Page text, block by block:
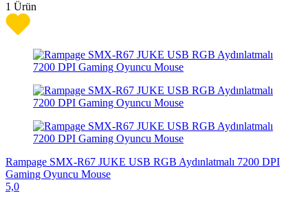
1 Ürün
Rampage SMX-R67 JUKE USB RGB Aydınlatmalı 7200 DPI
Gaming Oyuncu Mouse
5,0